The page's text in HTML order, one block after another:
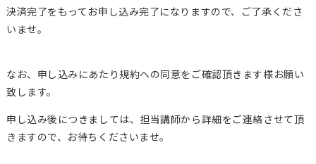
決済完了をもってお申し込み完了になりますので、ご了承くださ
いませ。
なお、申し込みにあたり規約への同意をご確認頂きます様お願い
致します。
申し込み後につきましては、担当講師から詳細をご連絡させて頂
きますので、お待ちくださいませ。